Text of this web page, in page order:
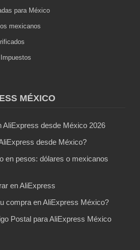
para México
mexicanos
MÉXICO
AliExpress desde México 2026
desde México?
en pesos: dólares o mexicanos
en AliExpress
compra en AliExpress México?
Postal para AliExpress México